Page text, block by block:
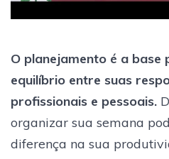
O planejamento é a base
equilíbrio entre suas
profissionais e pessoais.
organizar sua semana
diferença na sua